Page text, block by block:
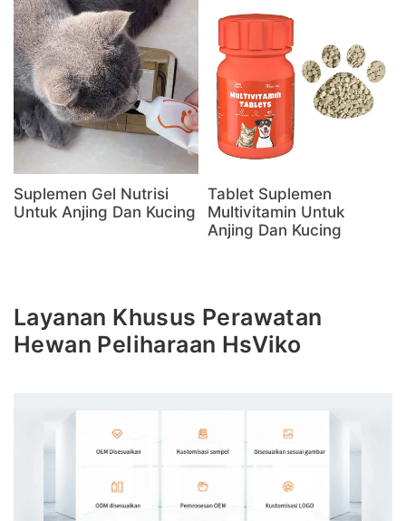
Suplemen Gel Nutrisi
Untuk Anjing Dan Kucing
Tablet Suplemen
Multivitamin Untuk
Anjing Dan Kucing
Layanan Khusus Perawatan
Hewan Peliharaan HsViko